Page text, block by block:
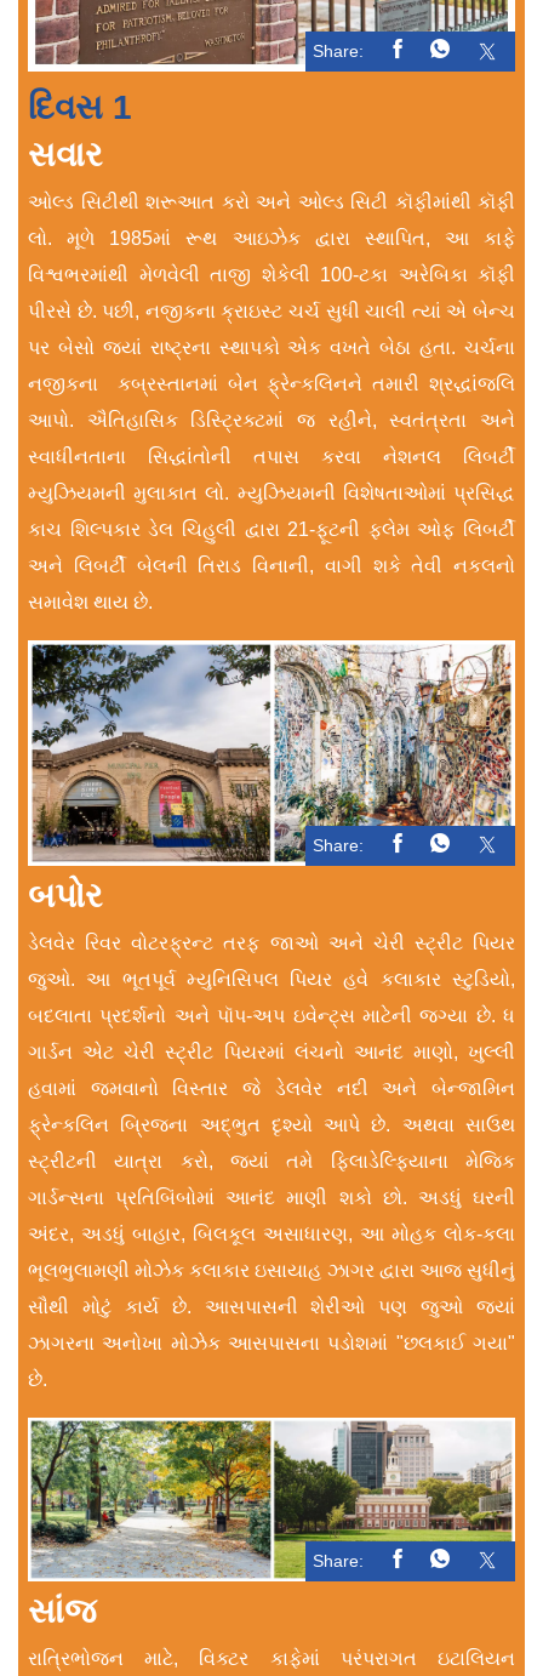
Share:
દિવસ 1
સવાર
ઓલ્ડ સિટીથી શરૂઆત કરો અને ઓલ્ડ સિટી કૉફીમાંથી કૉફી
લો. મૂળે 1985માં રૂથ આઇઝેક દ્વારા સ્થાપિત, આ કાફે
વિશ્વભરમાંથી મેળવેલી તાજી શેકેલી 100-ટકા અરેબિકા કૉફી
પીરસે છે. પછી, નજીકના ક્રાઇસ્ટ ચર્ચ સુધી ચાલી ત્યાં એ બેન્ચ
પર બેસો જ્યાં રાષ્ટ્રના સ્થાપકો એક વખતે બેઠા હતા. ચર્ચના
નજીકના કબ્રસ્તાનમાં બેન ફ્રેન્કલિનને તમારી શ્રદ્ધાંજલિ
આપો. ઐતિહાસિક ડિસ્ટ્રિક્ટમાં જ રહીને, સ્વતંત્રતા અને
સ્વાધીનતાના સિદ્ધાંતોની તપાસ કરવા નેશનલ લિબર્ટી
મ્યુઝિયમની મુલાકાત લો. મ્યુઝિયમની વિશેષતાઓમાં પ્રસિદ્ધ
કાચ શિલ્પકાર ડેલ ચિહુલી દ્વારા 21-ફૂટની ફ્લેમ ઓફ લિબર્ટી
અને લિબર્ટી બેલની તિરાડ વિનાની, વાગી શકે તેવી નકલનો
સમાવેશ થાય છે.
Share:
બપોર
ડેલવેર રિવર વોટરફ્રન્ટ તરફ જાઓ અને ચેરી સ્ટ્રીટ પિયર
જુઓ. આ ભૂતપૂર્વ મ્યુનિસિપલ પિયર હવે કલાકાર સ્ટુડિયો,
બદલાતા પ્રદર્શનો અને પૉપ-અપ ઇવેન્ટ્સ માટેની જગ્યા છે. ધ
ગાર્ડન એટ ચેરી સ્ટ્રીટ પિયરમાં લંચનો આનંદ માણો, ખુલ્લી
હવામાં જમવાનો વિસ્તાર જે ડેલવેર નદી અને બેન્જામિન
ફ્રેન્કલિન બ્રિજના અદ્ભુત દૃશ્યો આપે છે. અથવા સાઉથ
સ્ટ્રીટની યાત્રા કરો, જ્યાં તમે ફિલાડેલ્ફિયાના મેજિક
ગાર્ડન્સના પ્રતિબિંબોમાં આનંદ માણી શકો છો. અડધું ઘરની
અંદર, અડધું બાહાર, બિલકૂલ અસાધારણ, આ મોહક લોક-કલા
ભૂલભુલામણી મોઝેક કલાકાર ઇસાયાહ ઝાગર દ્વારા આજ સુધીનું
સૌથી મોટું કાર્ય છે. આસપાસની શેરીઓ પણ જુઓ જ્યાં
ઝાગરના અનોખા મોઝેક આસપાસના પડોશમાં "છલકાઈ ગયા"
છે.
Share:
સાંજ
રાત્રિભોજન માટે, વિક્ટર કાફેમાં પરંપરાગત ઇટાલિયન